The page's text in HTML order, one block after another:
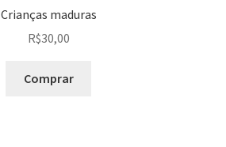
Crianças maduras
R$30,00
Comprar